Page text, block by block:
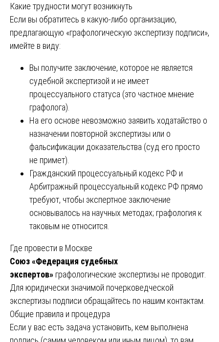
Какие трудности могут возникнуть
Если вы обратитесь в какую-либо организацию,
предлагающую «графологическую экспертизу подписи»,
имейте в виду:
Вы получите заключение, которое не является
судебной экспертизой и не имеет
процессуального статуса (это частное мнение
графолога).
На его основе невозможно заявить ходатайство о
назначении повторной экспертизы или о
фальсификации доказательства (суд его просто
не примет).
Гражданский процессуальный кодекс РФ и
Арбитражный процессуальный кодекс РФ прямо
требуют, чтобы экспертное заключение
основывалось на научных методах; графология к
таковым не относится.
Где провести в Москве
Союз «Федерация судебных
экспертов» графологические экспертизы не проводит.
Для юридически значимой почерковедческой
экспертизы подписи обращайтесь по нашим контактам.
Общие правила и процедура
Если у вас есть задача установить, кем выполнена